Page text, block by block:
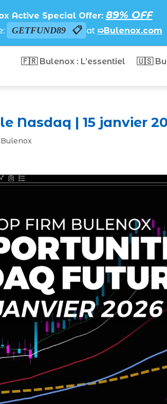
Active Special Offer: 89% OFF
GETFUND89 at ➯Bulenox.com
🇫🇷 Bulenox : L’essentiel 🇺🇸
Nasdaq | 15 janvier
Bulenox